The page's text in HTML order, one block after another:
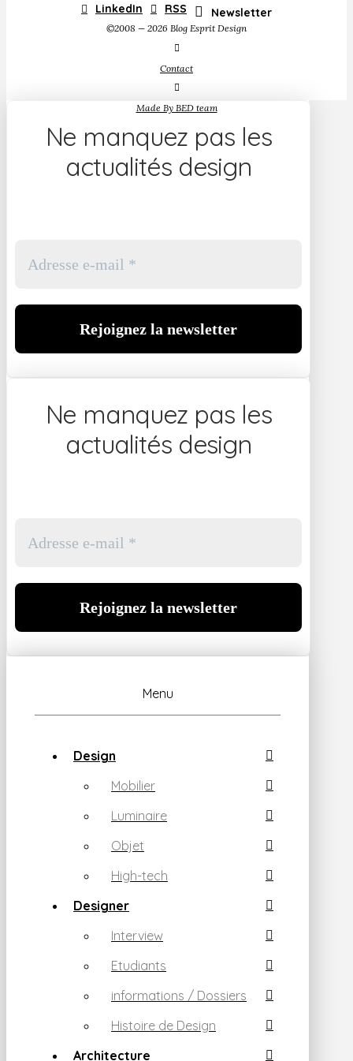
LinkedIn RSS Newsletter
©2008 — 2026 Blog Esprit Design
Contact
Made By BED team
Ne manquez pas les
actualités design
Ne manquez pas les
actualités design
Menu
Design
Mobilier
Luminaire
Objet
High-tech
Designer
Interview
Etudiants
informations / Dossiers
Histoire de Design
Architecture